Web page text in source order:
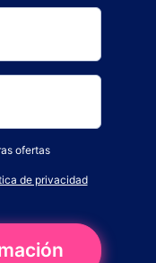
ofertas
de privacidad